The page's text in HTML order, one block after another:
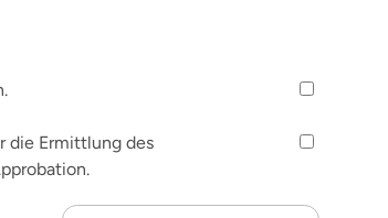
die Ermittlung des